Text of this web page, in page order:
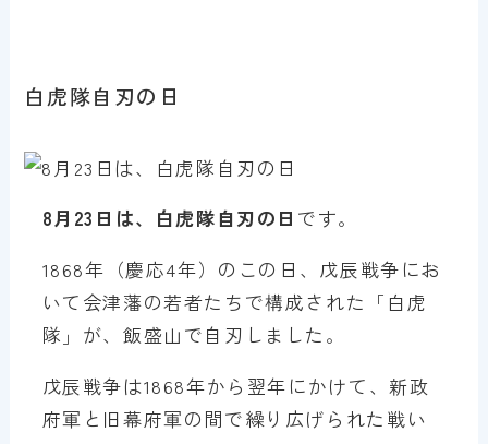
白虎隊自刃の日
8月23日は、白虎隊自刃の日 です。
1868年（慶応4年）のこの日、戊辰戦争にお
いて会津藩の若者たちで構成された「白虎
隊」が、飯盛山で自刃しました。
戊辰戦争は1868年から翌年にかけて、新政
府軍と旧幕府軍の間で繰り広げられた戦い